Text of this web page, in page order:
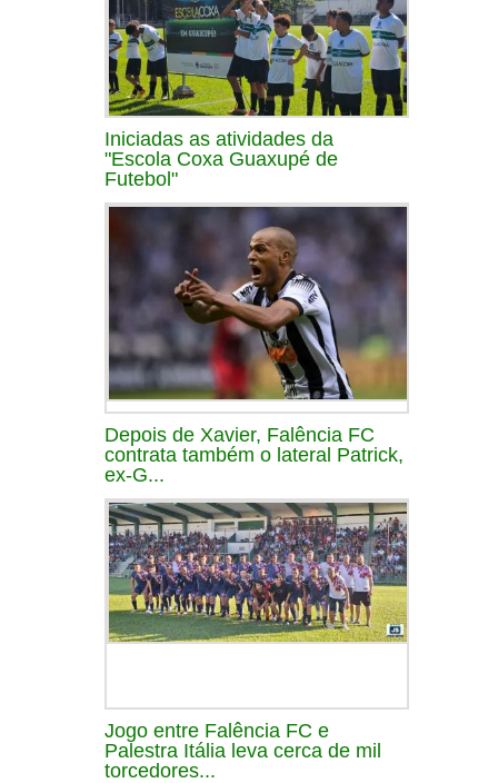
Iniciadas as atividades da
"Escola Coxa Guaxupé de
Futebol"
Depois de Xavier, Falência FC
contrata também o lateral Patrick,
ex-G...
Jogo entre Falência FC e
Palestra Itália leva cerca de mil
torcedores...